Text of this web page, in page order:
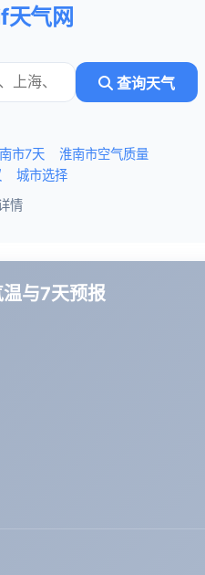
气网
查询天气
市7天
淮南市空气质量
城市选择
情
与7天预报